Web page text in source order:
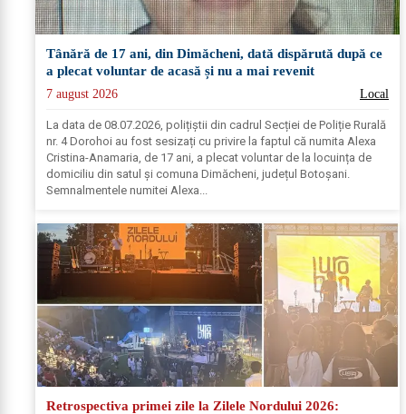
Tânără de 17 ani, din Dimăcheni, dată dispărută după ce
a plecat voluntar de acasă și nu a mai revenit
7 august 2026 Local
La data de 08.07.2026, polițiștii din cadrul Secției de Poliție Rurală
nr. 4 Dorohoi au fost sesizați cu privire la faptul că numita Alexa
Cristina-Anamaria, de 17 ani, a plecat voluntar de la locuința de
domiciliu din satul și comuna Dimăcheni, județul Botoșani.
Semnalmentele numitei Alexa...
Retrospectiva primei zile la Zilele Nordului 2026: